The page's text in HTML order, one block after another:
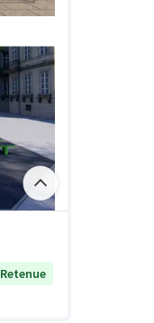
Retenue